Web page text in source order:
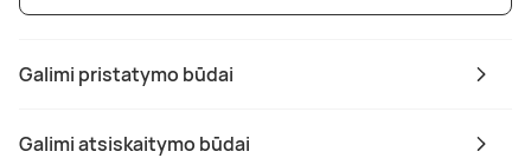
Galimi pristatymo būdai
Galimi atsiskaitymo būdai